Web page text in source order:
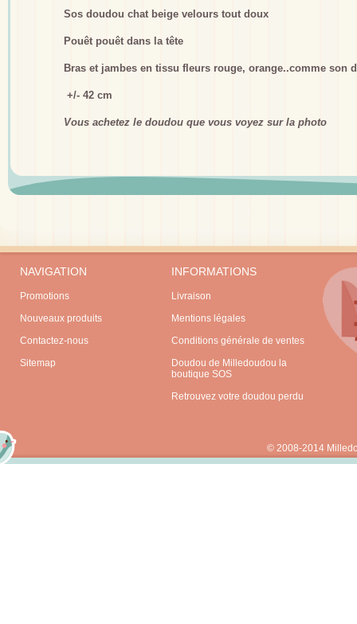
Sos doudou chat beige velours tout doux
Pouêt pouêt dans la tête
Bras et jambes en tissu fleurs rouge, orange..comme son
+/- 42 cm
Vous achetez le doudou que vous voyez sur la photo
NAVIGATION
Promotions
Nouveaux produits
Contactez-nous
Sitemap
INFORMATIONS
Livraison
Mentions légales
Conditions générale de ventes
Doudou de Milledoudou la
boutique SOS
Retrouvez votre doudou perdu
© 2008-2014